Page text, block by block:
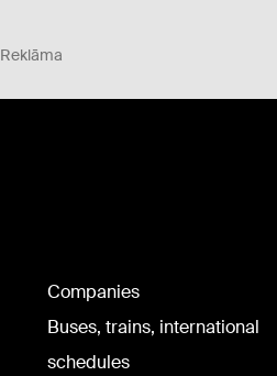
Reklāma
Companies
Buses, trains, international
schedules